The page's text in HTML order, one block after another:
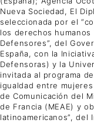
Nueva Sociedad, El
seleccionada por el
los derechos humanos
Defensores”, del
España, con la
Defensoras) y la
invitada al programa
igualdad entre
de Comunicación del
de Francia (MEAE) y
latinoamericanos”,